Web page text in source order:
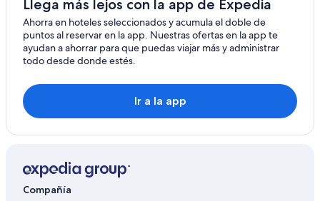
Hoteles en Davoli
Apartamentos en Caria
Llega más lejos con la app de Expedia
Ahorra en hoteles seleccionados y acumula el doble de
puntos al reservar en la app. Nuestras ofertas en la app te
ayudan a ahorrar para que puedas viajar más y administrar
todo desde donde estés.
Ir a la app
Compañía